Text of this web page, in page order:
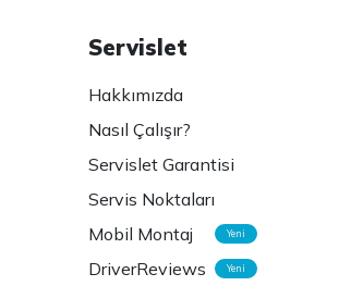
Servislet
Hakkımızda
Nasıl Çalışır?
Servislet Garantisi
Servis Noktaları
Mobil Montaj
Yeni
DriverReviews Yeni